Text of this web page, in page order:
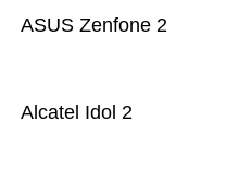
Alcatel Idol 2
ASUS Zenfone 2